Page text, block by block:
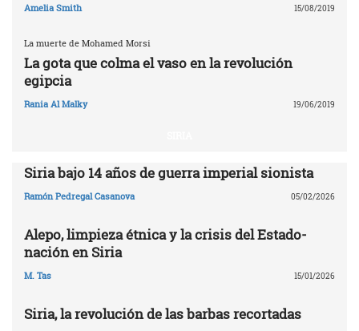
Amelia Smith 15/08/2019
La muerte de Mohamed Morsi
La gota que colma el vaso en la revolución
egipcia
Rania Al Malky 19/06/2019
Siria bajo 14 años de guerra imperial sionista
Ramón Pedregal Casanova 05/02/2026
Alepo, limpieza étnica y la crisis del Estado-
nación en Siria
M. Tas 15/01/2026
Siria, la revolución de las barbas recortadas